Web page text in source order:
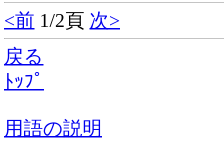
<前 1/2頁 次>
戻る
ﾄｯﾌﾟ
用語の説明